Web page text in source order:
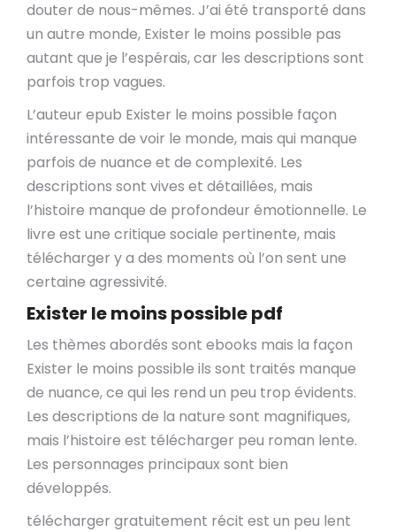
douter de nous-mêmes. J’ai été transporté dans
un autre monde, Exister le moins possible pas
autant que je l’espérais, car les descriptions sont
parfois trop vagues.
L’auteur epub Exister le moins possible façon
intéressante de voir le monde, mais qui manque
parfois de nuance et de complexité. Les
descriptions sont vives et détaillées, mais
l’histoire manque de profondeur émotionnelle. Le
livre est une critique sociale pertinente, mais
télécharger y a des moments où l’on sent une
certaine agressivité.
Exister le moins possible pdf
Les thèmes abordés sont ebooks mais la façon
Exister le moins possible ils sont traités manque
de nuance, ce qui les rend un peu trop évidents.
Les descriptions de la nature sont magnifiques,
mais l’histoire est télécharger peu roman lente.
Les personnages principaux sont bien
développés.
télécharger gratuitement récit est un peu lent